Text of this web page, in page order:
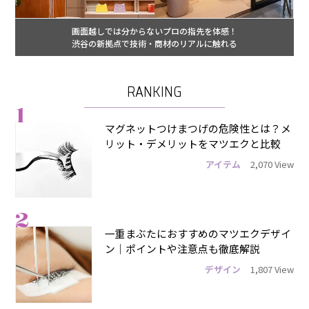
画面越しでは分からないプロの指先を体感！
渋谷の新拠点で技術・商材のリアルに触れる
RANKING
1
マグネットつけまつげの危険性とは？メ
リット・デメリットをマツエクと比較
アイテム 2,070 View
2
一重まぶたにおすすめのマツエクデザイ
ン｜ポイントや注意点も徹底解説
デザイン 1,807 View